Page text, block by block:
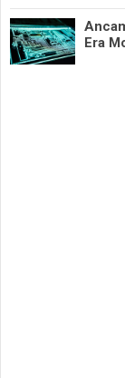
Era